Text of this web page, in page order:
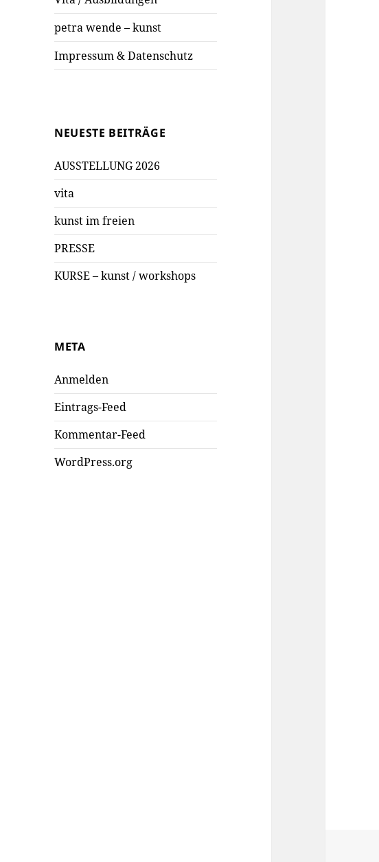
petra wende – kunst
Impressum & Datenschutz
NEUESTE BEITRÄGE
AUSSTELLUNG 2026
vita
kunst im freien
PRESSE
KURSE – kunst / workshops
META
Anmelden
Eintrags-Feed
Kommentar-Feed
WordPress.org